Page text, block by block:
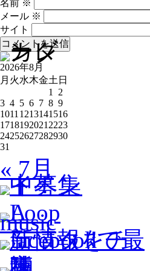
名前 ※
メール ※
サイト
2026年8月
月 火水木金土 日
1
2
3 4 5 6 7 8 9
1011 1213141516
1718192021 2223
24252627282930
31
« 7月